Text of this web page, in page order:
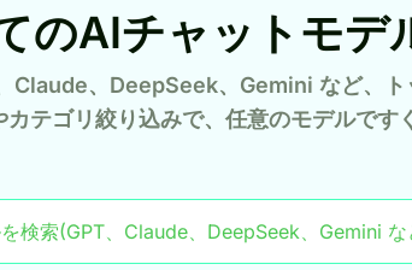
のAIチャットモデ
Claude、DeepSeek、Gemini など、ト
カテゴリ絞り込みで、任意のモデルです